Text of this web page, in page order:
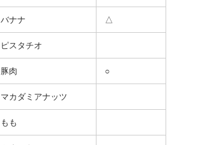
バナナ △
ピスタチオ
豚肉 ○
マカダミアナッツ
もも